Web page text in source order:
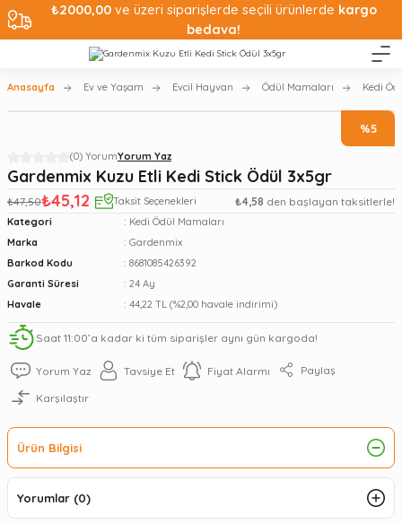
₺2000,00ve üzeri siparişlerde seçili ürünlerde kargo
bedava!
Anasayfa Ev ve Yaşam Evcil Hayvan Ödül Mamaları Kedi
%5
(0) YorumYorum Yaz
Gardenmix Kuzu Etli Kedi Stick Ödül 3x5gr
₺47,50₺45,12 Taksit Seçenekleri ₺4,58 den başlayan taksitlerle!
Kategori
Kedi Ödül Mamaları
Marka
Gardenmix
Barkod Kodu
8681085426392
Garanti Süresi
24 Ay
Havale
44,22 TL (%2,00 havale indirimi)
Saat 11:00’a kadar ki tüm siparişler aynı gün kargoda!
Yorum Yaz Tavsiye Et Fiyat Alarmı Paylaş
Karşılaştır
Ürün Bilgisi
Yorumlar (0)